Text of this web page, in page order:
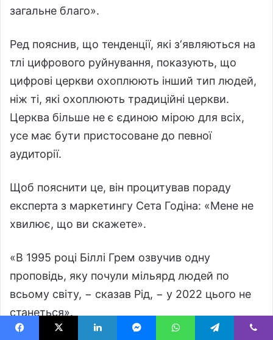
загальне благо».
Ред пояснив, що тенденції, які з‘являються на
тлі цифрового руйнування, показують, що
цифрові церкви охоплюють інший тип людей,
ніж ті, які охоплюють традиційні церкви.
Церква більше не є єдиною мірою для всіх,
усе має бути пристосоване до певної
аудиторії.
Щоб пояснити це, він процитував пораду
експерта з маркетингу Сета Годіна: «Мене не
хвилює, що ви скажете».
«В 1995 році Біллі Грем озвучив одну
проповідь, яку почули мільярд людей по
всьому світу, − сказав Рід, − у 2022 цього не
станеться».